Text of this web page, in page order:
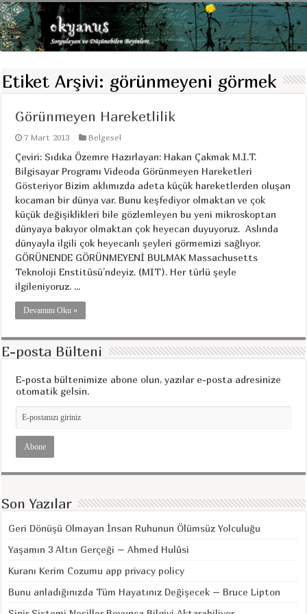
Etiket Arşivi: görünmeyeni görmek
Görünmeyen Hareketlilik
7 Mart 2013 Belgesel
Çeviri: Sıdıka Özemre Hazırlayan: Hakan Çakmak M.I.T.
Bilgisayar Programı Videoda Görünmeyen Hareketleri
Gösteriyor Bizim aklımızda adeta küçük hareketlerden oluşan
kocaman bir dünya var. Bunu keşfediyor olmaktan ve çok
küçük değişiklikleri bile gözlemleyen bu yeni mikroskoptan
dünyaya bakıyor olmaktan çok heyecan duyuyoruz. Aslında
dünyayla ilgili çok heyecanlı şeyleri görmemizi sağlıyor.
GÖRÜNENDE GÖRÜNMEYENİ BULMAK Massachusetts
Teknoloji Enstitüsü’ndeyiz. (MIT). Her türlü şeyle
ilgileniyoruz. ...
Devamını Oku »
E-posta Bülteni
E-posta bültenimize abone olun, yazılar e-posta adresinize
otomatik gelsin.
Son Yazılar
Geri Dönüşü Olmayan İnsan Ruhunun Ölümsüz Yolculuğu
Yaşamın 3 Altın Gerçeği – Ahmed Hulûsi
Kuranı Kerim Cozumu app privacy policy
Bunu anladığınızda Tüm Hayatınız Değişecek – Bruce Lipton